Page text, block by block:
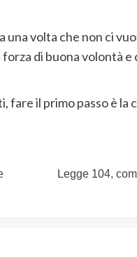
una volta che non ci
di buona volontà
fare il primo passo è la
Legge 104,